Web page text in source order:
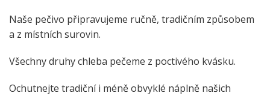
Naše pečivo připravujeme ručně, tradičním způsobem
a z místních surovin.
Všechny druhy chleba pečeme z poctivého kvásku.
Ochutnejte tradiční i méně obvyklé náplně našich